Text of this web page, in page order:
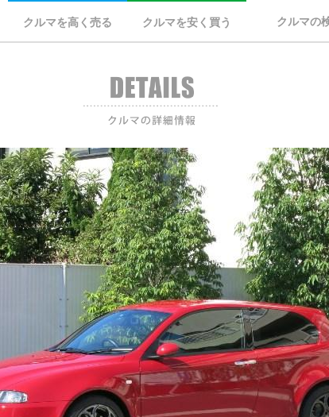
クルマを高く売る クルマを安く買う クルマの